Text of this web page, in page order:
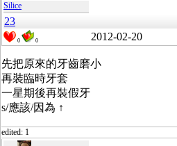
Silice
23
0 0 2012-02-20
先把原來的牙齒磨小
再裝臨時牙套
一星期後再裝假牙
s/應該/因為 ↑
edited: 1